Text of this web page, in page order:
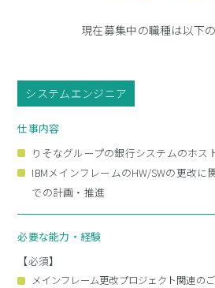
どのように進むのか
ある社員の
1カ月の仕事
［対談］新人はどんな風に
仕事に携わる？
映像で知る
現在募集中の職種は以下の
システムエンジニア
仕事内容
りそなグループの銀行システムのホス
IBMメインフレームのHW/SWの更改に
での計画・推進
必要な能力・経験
【必須】
メインフレーム更改プロジェクト関連の